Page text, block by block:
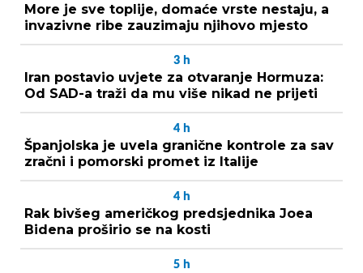
More je sve toplije, domaće vrste nestaju, a
invazivne ribe zauzimaju njihovo mjesto
3 h
Iran postavio uvjete za otvaranje Hormuza:
Od SAD-a traži da mu više nikad ne prijeti
4 h
Španjolska je uvela granične kontrole za sav
zračni i pomorski promet iz Italije
4 h
Rak bivšeg američkog predsjednika Joea
Bidena proširio se na kosti
5 h